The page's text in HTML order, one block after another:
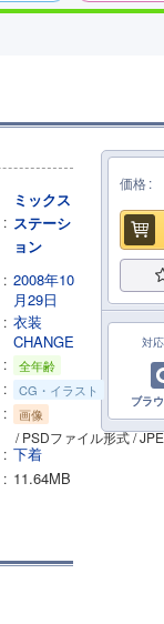
ミックス
ステーシ
ョン
2008年10
月29日
衣装
CHANGE
全年齢
CG・イラスト
画像
/ PSDファイル形式 /
下着
11.64MB
価格
対
ブラ